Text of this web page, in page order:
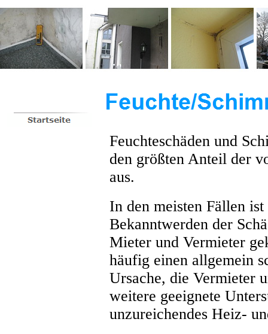
Feuchteschäden und
den größten Anteil der
aus.
In den meisten Fällen
Bekanntwerden der
Mieter und Vermieter
häufig einen allgemein
Ursache, die Vermieter
weitere geeignete
unzureichendes Heiz-